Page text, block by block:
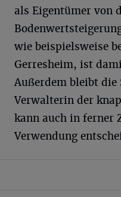
als Eigentümer von
wie beispielsweise
Gerresheim, ist
Außerdem bleibt
Verwalterin der
kann auch in ferner
Verwendung